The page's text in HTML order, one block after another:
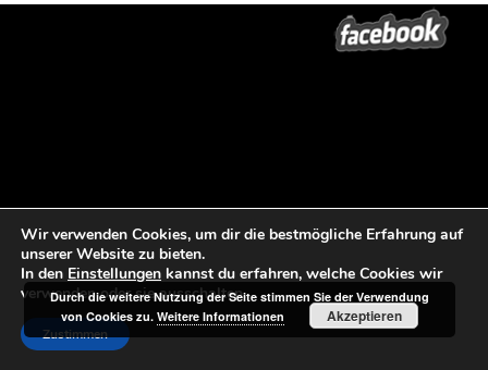
Wir verwenden Cookies, um dir die bestmögliche Erfahrung auf
unserer Website zu bieten.
In den Einstellungen kannst du erfahren, welche Cookies wir
verwenden oder sie ausschalten.
Zustimmen
Durch die weitere Nutzung der Seite stimmen Sie der Verwendung
von Cookies zu.Weitere Informationen Akzeptieren